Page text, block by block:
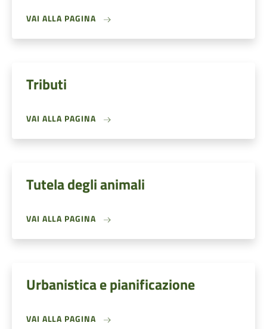
VAI ALLA PAGINA
Tributi
VAI ALLA PAGINA
Tutela degli animali
VAI ALLA PAGINA
Urbanistica e pianificazione
VAI ALLA PAGINA